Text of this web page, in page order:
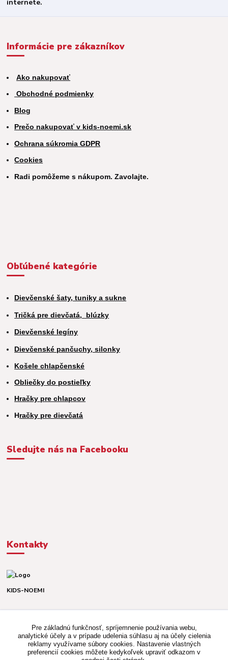
Informácie pre zákazníkov
Ako nakupovať
Obchodné podmienky
Blog
Prečo nakupovať v kids-noemi.sk
Ochrana súkromia GDPR
Cookies
Radi pomôžeme s nákupom. Zavolajte.
Obľúbené kategórie
Dievčenské šaty, tuniky a sukne
Tričká pre dievčatá, blúzky
Dievčenské legíny
Dievčenské pančuchy, silonky
Košele chlapčenské
Obliečky do postieľky
Hračky pre chlapcov
Hračky pre dievčatá
Sledujte nás na Facebooku
Kontakty
KIDS-NOEMI
(Po-Pia, 8-16 hod.)
kidsnoemi.shop@gmail.com
Pre základnú funkčnosť, spríjemnenie používania webu,
analytické účely a v prípade udelenia súhlasu aj na účely cielenia
reklamy využívame súbory cookies. Nastavenie vlastných
preferencií cookies môžete kedykoľvek upraviť odkazom v